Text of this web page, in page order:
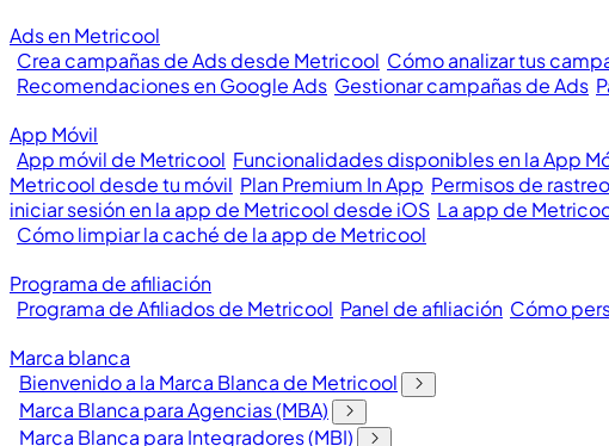
Ads en Metricool
Crea campañas de Ads desde Metricool Cómo analizar tus
Recomendaciones en Google Ads Gestionar campañas de Ads
App Móvil
App móvil de Metricool Funcionalidades disponibles en la App
Metricool desde tu móvil Plan Premium In App Permisos de
iniciar sesión en la app de Metricool desde iOS La app de
Cómo limpiar la caché de la app de Metricool
Programa de afiliación
Programa de Afiliados de Metricool Panel de afiliación Cómo
Marca blanca
Bienvenido a la Marca Blanca de Metricool
Marca Blanca para Agencias (MBA)
Marca Blanca para Integradores (MBI)